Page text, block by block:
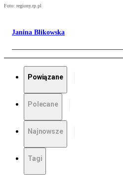
Foto: regiony.rp.pl
Janina Blikowska
Powiązane
Polecane
Najnowsze
Tagi